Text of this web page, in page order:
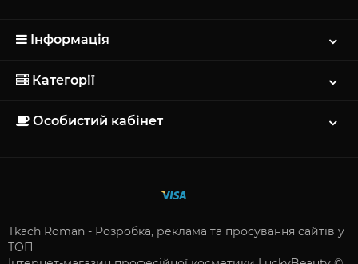
Інформація
Категорії
Особистий кабінет
Tkach Roman - Розробка, реклама та просування сайтів у
ТОП